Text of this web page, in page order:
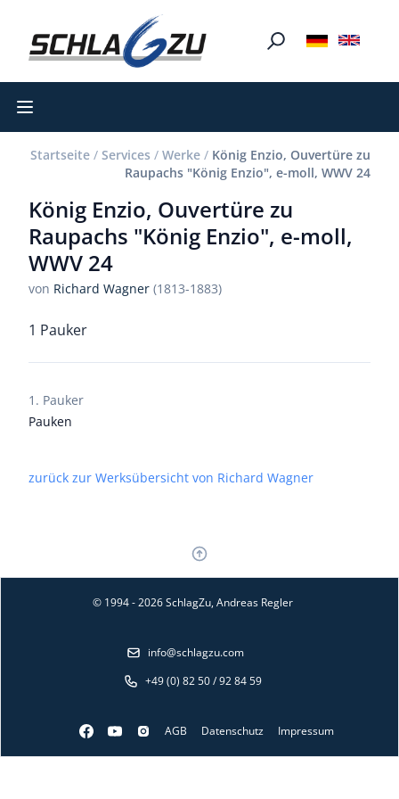
Open main menu
Startseite / Services / Werke / König Enzio, Ouvertüre zu
Raupachs "König Enzio", e-moll, WWV 24
König Enzio, Ouvertüre zu
Raupachs "König Enzio", e-moll,
WWV 24
von Richard Wagner (1813-1883)
1 Pauker
1. Pauker
Pauken
zurück zur Werksübersicht von Richard Wagner
© 1994 - 2026 SchlagZu, Andreas Regler
info@schlagzu.com
+49 (0) 82 50 / 92 84 59
AGB Datenschutz Impressum